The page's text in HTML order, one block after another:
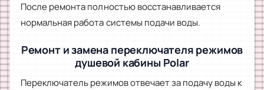
После ремонта полностью восстанавливается
нормальная работа системы подачи воды.
Ремонт и замена переключателя режимов
душевой кабины Polar
Переключатель режимов отвечает за подачу воды к